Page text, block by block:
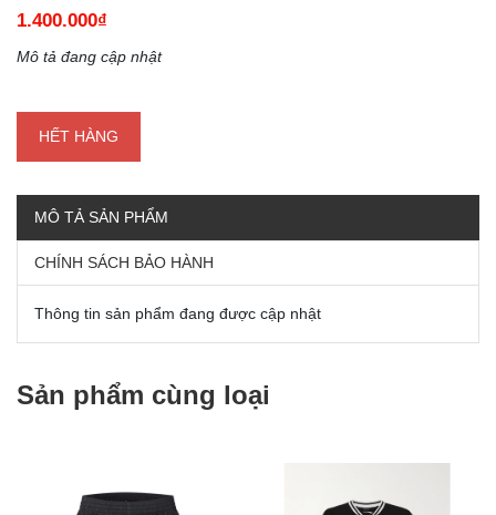
1.400.000₫
Mô tả đang cập nhật
HẾT HÀNG
MÔ TẢ SẢN PHẨM
CHÍNH SÁCH BẢO HÀNH
Thông tin sản phẩm đang được cập nhật
Sản phẩm cùng loại